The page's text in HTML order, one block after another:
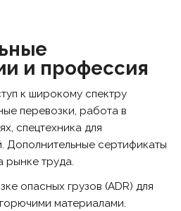
и профессия
к широкому спектру
перевозки, работа в
спецтехника для
Дополнительные сертификаты
рынке труда.
опасных грузов (ADR) для
материалами.